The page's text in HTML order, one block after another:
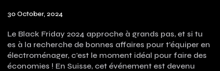
30 October, 2024
Le Black Friday 2024 approche à grands pas, et si tu
es à la recherche de bonnes affaires pour t'équiper en
électroménager, c’est le moment idéal pour faire des
économies ! En Suisse, cet événement est devenu